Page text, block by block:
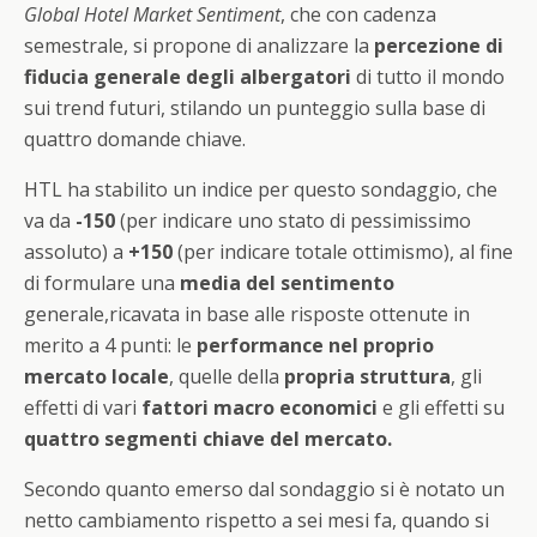
Global Hotel Market Sentiment, che con cadenza
semestrale, si propone di analizzare la percezione di
fiducia generale degli albergatori di tutto il mondo
sui trend futuri, stilando un punteggio sulla base di
quattro domande chiave.
HTL ha stabilito un indice per questo sondaggio, che
va da -150(per indicare uno stato di pessimissimo
assoluto) a +150(per indicare totale ottimismo), al fine
di formulare una media del sentimento
generale,ricavata in base alle risposte ottenute in
merito a 4 punti: le performance nel proprio
mercato locale, quelle della propria struttura, gli
effetti di vari fattori macro economici e gli effetti su
quattro segmenti chiave del mercato.
Secondo quanto emerso dal sondaggio si è notato un
netto cambiamento rispetto a sei mesi fa, quando si